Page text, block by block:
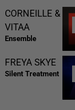
CORNEILLE &
VITAA
Ensemble
FREYA SKYE
Silent Treatment